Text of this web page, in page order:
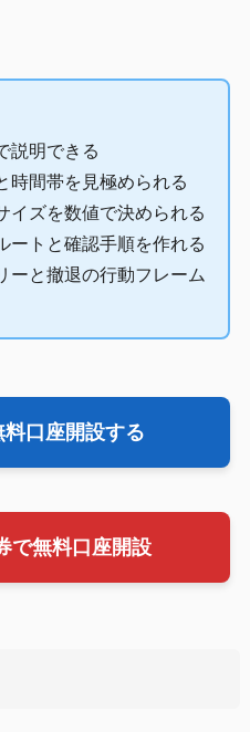
説明できる
時間帯を見極められる
イズを数値で決められる
ートと確認手順を作れる
ーと撤退の行動フレーム
口座開設する
で無料口座開設